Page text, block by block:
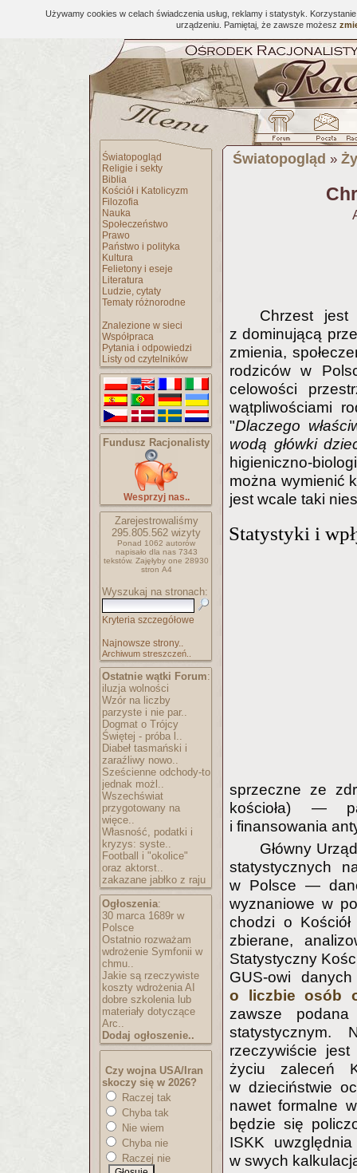
Używamy cookies w celach świadczenia usług, reklamy i statystyk.
urządzeniu. Pamiętaj, że zawsze możesz
Światopogląd
Religie i sekty
Biblia
Kościół i Katolicyzm
Filozofia
Nauka
Społeczeństwo
Prawo
Państwo i polityka
Kultura
Felietony i eseje
Literatura
Ludzie, cytaty
Tematy różnorodne
Znalezione w sieci
Współpraca
Pytania i odpowiedzi
Listy od czytelników
Fundusz Racjonalisty
Wesprzyj nas..
Zarejestrowaliśmy
295.805.562 wizyty
Ponad 1062 autorów
napisało dla nas 7343
tekstów. Zajęłyby one 28930
stron A4
Wyszukaj na stronach:
Kryteria szczegółowe
Najnowsze strony..
Archiwum streszczeń..
Ostatnie wątki Forum:
iluzja wolności
Wzór na liczby
parzyste i nie par..
Dogmat o Trójcy
Świętej - próba l..
Diabeł tasmański i
zaraźliwy nowo..
Sześcienne odchody-to
jednak możl..
Wszechświat
przygotowany na
więce..
Własność, podatki i
kryzys: syste..
Football i "okolice"
oraz aktorst..
zakazane jabłko z raju
Ogłoszenia:
30 marca 1689r w
Polsce
Ostatnio rozważam
wdrożenie Symfonii w
chmu..
Jakie są rzeczywiste
koszty wdrożenia AI
dobre szkolenia lub
materiały dotyczące
Arc..
Dodaj ogłoszenie..
Czy wojna USA/Iran
skoczy się w 2026?
Raczej tak
Chyba tak
Nie wiem
Chyba nie
Raczej nie
Światopogląd »
Chrzest jest
z dominującą
zmienia,
rodziców w
celowości
wątpliwościami
"Dlaczego
wodą główki
higieniczno-
można wymienić
jest wcale taki
Statystyki i
sprzeczne ze
kościoła) —
i finansowania
Główny
statystycznych
w Polsce —
wyznaniowe w
chodzi o
zbierane,
Statystyczny
GUS-owi
o liczbie osób
zawsze
rzeczywiście
życiu zaleceń
w dzieciństwie
nawet formalne
będzie się
ISKK
w swych